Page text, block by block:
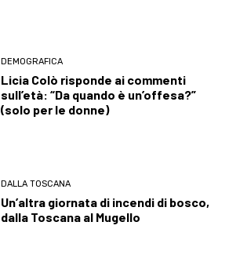
DEMOGRAFICA
Licia Colò risponde ai commenti
sull’età: “Da quando è un’offesa?”
(solo per le donne)
DALLA TOSCANA
Un’altra giornata di incendi di bosco,
dalla Toscana al Mugello